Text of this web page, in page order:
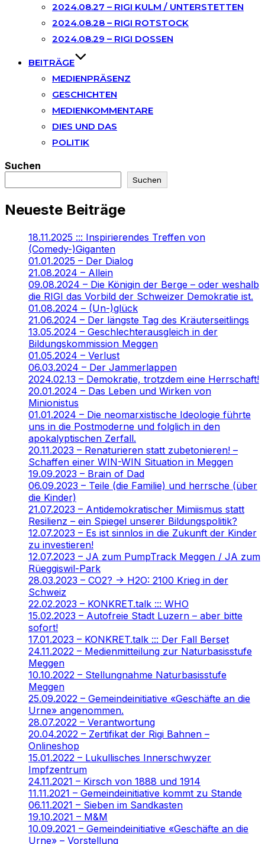
2024.08.27 – RIGI KULM / UNTERSTETTEN
2024.08.28 – RIGI ROTSTOCK
2024.08.29 – RIGI DOSSEN
BEITRÄGE
MEDIENPRÄSENZ
GESCHICHTEN
MEDIENKOMMENTARE
DIES UND DAS
POLITIK
Suchen
Suchen
Neueste Beiträge
18.11.2025 ::: Inspirierendes Treffen von
(Comedy-)Giganten
01.01.2025 – Der Dialog
21.08.2024 – Allein
09.08.2024 – Die Königin der Berge – oder weshalb
die RIGI das Vorbild der Schweizer Demokratie ist.
01.08.2024 – (Un-)glück
21.06.2024 – Der längste Tag des Kräuterseitlings
13.05.2024 – Geschlechterausgleich in der
Bildungskommission Meggen
01.05.2024 – Verlust
06.03.2024 – Der Jammerlappen
2024.02.13 – Demokratie, trotzdem eine Herrschaft!
20.01.2024 – Das Leben und Wirken von
Minionistus
01.01.2024 – Die neomarxistische Ideologie führte
uns in die Postmoderne und folglich in den
apokalyptischen Zerfall.
20.11.2023 – Renaturieren statt zubetonieren! –
Schaffen einer WIN-WIN Situation in Meggen
19.09.2023 – Brain of Dad
06.09.2023 – Teile (die Familie) und herrsche (über
die Kinder)
21.07.2023 – Antidemokratischer Mimiismus statt
Resilienz – ein Spiegel unserer Bildungspolitik?
12.07.2023 – Es ist sinnlos in die Zukunft der Kinder
zu investieren!
12.07.2023 – JA zum PumpTrack Meggen / JA zum
Rüeggiswil-Park
28.03.2023 – CO2? -> H2O: 2100 Krieg in der
Schweiz
22.02.2023 – KONKRET.talk ::: WHO
15.02.2023 – Autofreie Stadt Luzern – aber bitte
sofort!
17.01.2023 – KONKRET.talk ::: Der Fall Berset
24.11.2022 – Medienmitteilung zur Naturbasisstufe
Meggen
10.10.2022 – Stellungnahme Naturbasisstufe
Meggen
25.09.2022 – Gemeindeinitiative «Geschäfte an die
Urne» angenommen.
28.07.2022 – Verantwortung
20.04.2022 – Zertifikat der Rigi Bahnen –
Onlineshop
15.01.2022 – Lukullisches Innerschwyzer
Impfzentrum
24.11.2021 – Kirsch von 1888 und 1914
11.11.2021 – Gemeindeinitiative kommt zu Stande
06.11.2021 – Sieben im Sandkasten
19.10.2021 – M&M
10.09.2021 – Gemeindeinitiative «Geschäfte an die
Urne» – Vorstellung